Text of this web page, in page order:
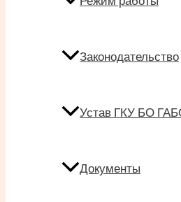
Законодательство
Устав ГКУ БО
Документы